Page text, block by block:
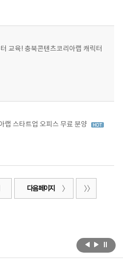
교육! 충북콘텐츠코리아랩 캐릭터
랩 스타트업 오피스 무료 분양
다음 페이지